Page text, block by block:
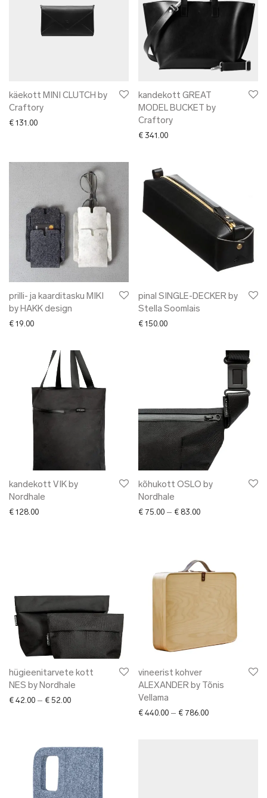
käekott MINI CLUTCH by
Craftory
€ 131.00
kandekott GREAT
MODEL BUCKET by
Craftory
€ 341.00
prilli- ja kaarditasku MIKI
by HAKK design
€ 19.00
pinal SINGLE-DECKER by
Stella Soomlais
€ 150.00
kandekott VIK by
Nordhale
€ 128.00
kõhukott OSLO by
Nordhale
€ 75.00 – € 83.00Price range: €
hügieenitarvete kott
NES by Nordhale
€ 42.00 – € 52.00Price range: € 42.00 through € 52.00
vineerist kohver
ALEXANDER by Tõnis
Vellama
€ 440.00 – € 786.00Price range: €